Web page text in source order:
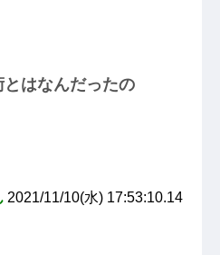
はなんだったの
2021/11/10(水) 17:53:10.14